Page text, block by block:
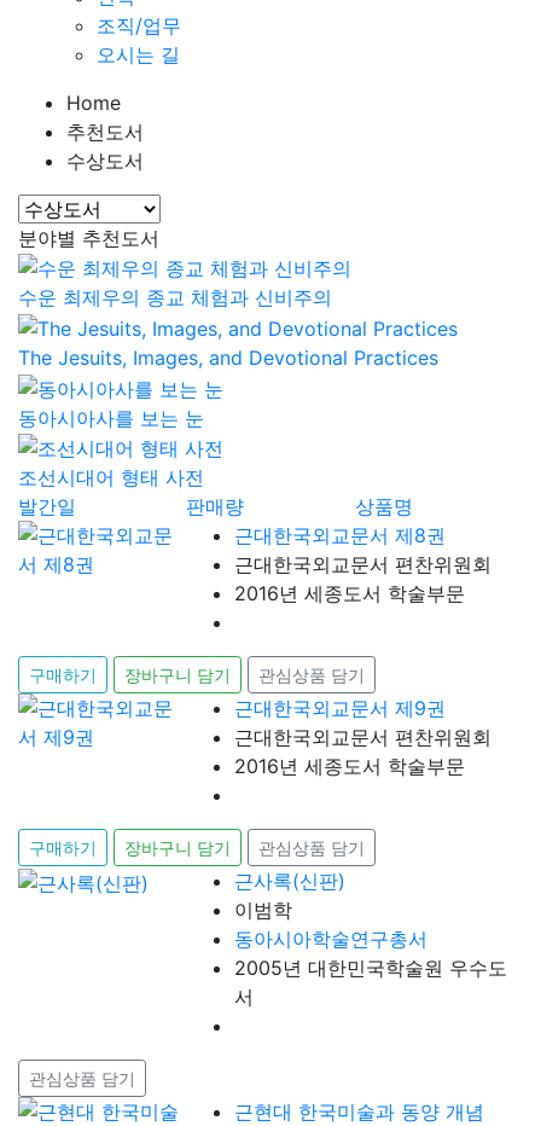
조직/업무
오시는 길
Home
추천도서
수상도서
분야별 추천도서
수운 최제우의 종교 체험과 신비주의
The Jesuits, Images, and Devotional Practices
동아시아사를 보는 눈
조선시대어 형태 사전
발간일
판매량
상품명
근대한국외교문서 제8권
근대한국외교문서 편찬위원회
2016년 세종도서 학술부문
구매하기 장바구니 담기 관심상품 담기
근대한국외교문서 제9권
근대한국외교문서 편찬위원회
2016년 세종도서 학술부문
구매하기 장바구니 담기 관심상품 담기
근사록(신판)
이범학
동아시아학술연구총서
2005년 대한민국학술원 우수도
서
관심상품 담기
근현대 한국미술과 동양 개념